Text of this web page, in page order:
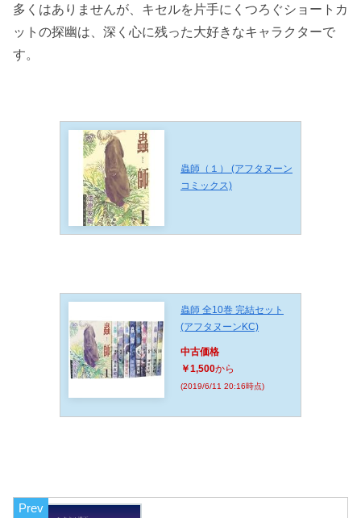
多くはありませんが、キセルを片手にくつろぐショートカ
ットの探幽は、深く心に残った大好きなキャラクターで
す。
蟲師（１） (アフタヌーン
コミックス)
蟲師 全10巻 完結セット
(アフタヌーンKC)
中古価格
￥1,500から
(2019/6/11 20:16時点)